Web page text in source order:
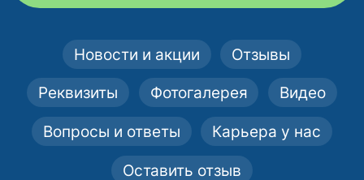
Новости и акции Отзывы
Реквизиты Фотогалерея Видео
Вопросы и ответы Карьера у нас
Оставить отзыв